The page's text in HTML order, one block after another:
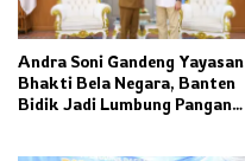
Andra Soni Gandeng Yayasan
Bhakti Bela Negara, Banten
Bidik Jadi Lumbung Pangan